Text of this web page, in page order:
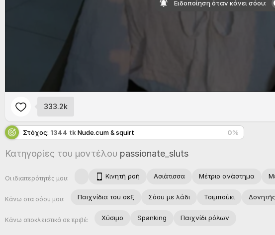
Ειδοποίηση όταν κάνει σόου:
333.2k
Στόχος: 1344 tkNude.cum & squirt 0%
Κατηγορίες του μοντέλου passionate_sluts
Οι ιδιαιτερότητές μου: Κινητή ροή Ασιάτισσα Μέτριο ανάστημα
Κάνω στα σόου μου: Παιχνίδια του σεξ Σόου με λάδι Τσιμπούκι Δονητής
Κάνω αποκλειστικά σε πριβέ: Χύσιμο Spanking Παιχνίδι ρόλων